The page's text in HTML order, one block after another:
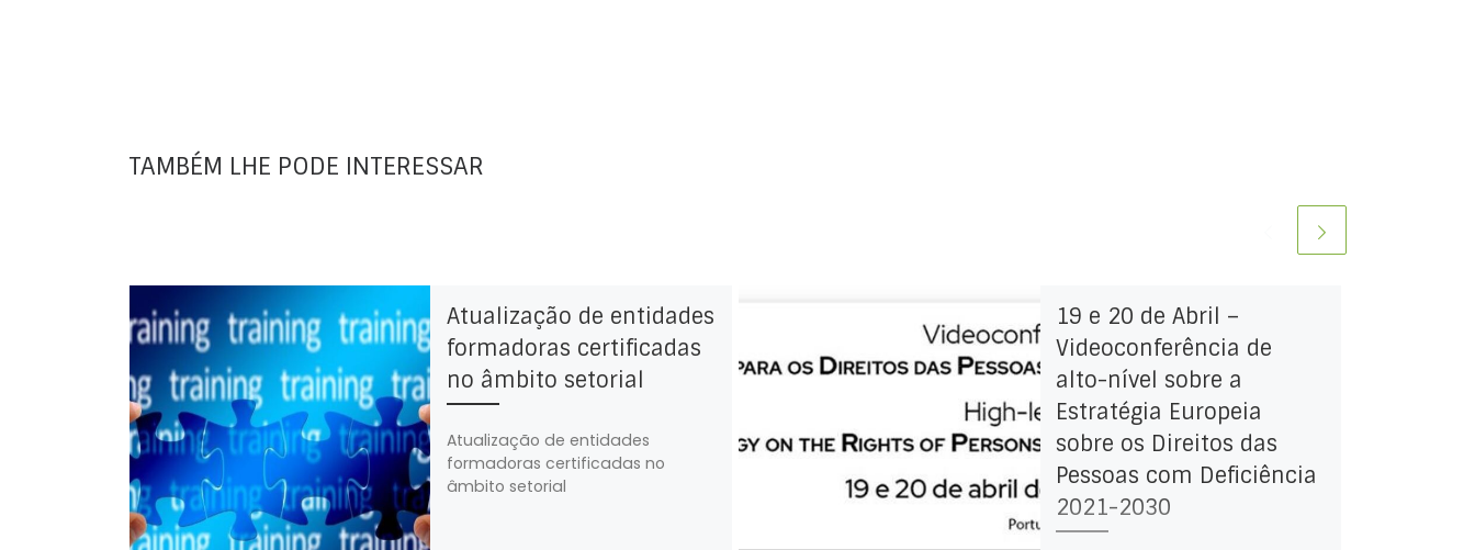
TAMBÉM LHE PODE INTERESSAR
Atualização de entidades
formadoras certificadas
no âmbito setorial
Atualização de entidades
formadoras certificadas no
âmbito setorial
19 e 20 de Abril –
Videoconferência de
alto-nível sobre a
Estratégia Europeia
sobre os Direitos das
Pessoas com Deficiência
2021-2030